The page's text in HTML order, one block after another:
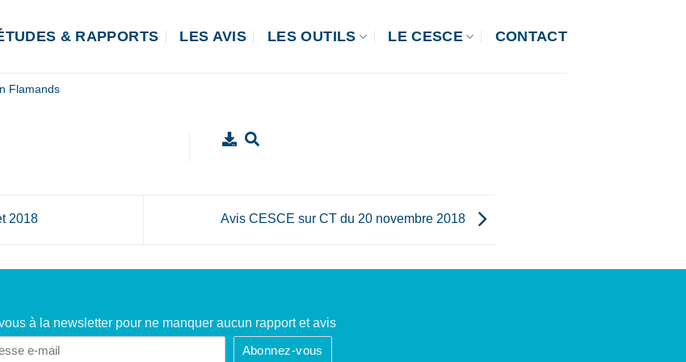
& RAPPORTS LES AVIS LES OUTILS LE CESCE CONTACT
Flamands
2018 Avis CESCE sur CT du 20 novembre 2018
à la newsletter pour ne manquer aucun rapport et avis